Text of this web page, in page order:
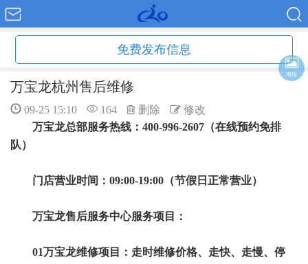
免费发布信息
万宝龙杭州售后维修
09-25 15:10 164 删除
修改
万宝龙总部服务热线：400-996-2607（在线预约免排
队）
门店营业时间：09:00-19:00（节假日正常营业）
万宝龙售后服务中心服务项目：
01万宝龙维修项目：走时维修价格、走快、走慢、停
海报